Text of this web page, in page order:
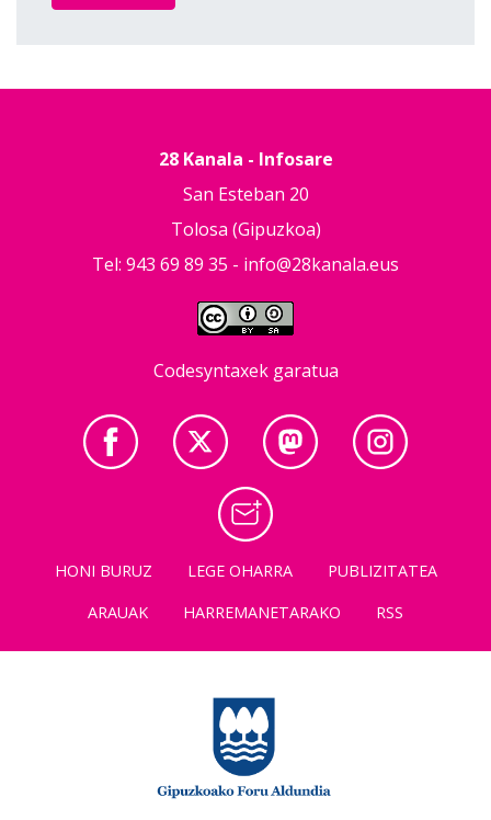
28 Kanala - Infosare
San Esteban 20
Tolosa (Gipuzkoa)
Tel: 943 69 89 35 - info@28kanala.eus
Codesyntaxek garatua
HONI BURUZ LEGE OHARRA
PUBLIZITATEA
ARAUAK
HARREMANETARAKO RSS